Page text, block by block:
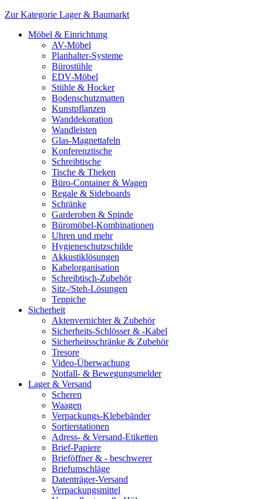
Zur Kategorie Lager & Baumarkt
Möbel & Einrichtung
AV-Möbel
Planhalter-Systeme
Bürostühle
EDV-Möbel
Stühle & Hocker
Bodenschutzmatten
Kunstpflanzen
Wanddekoration
Wandleisten
Glas-Magnettafeln
Konferenztische
Schreibtische
Tische & Theken
Büro-Container & Wagen
Regale & Sideboards
Schränke
Garderoben & Spinde
Büromöbel-Kombinationen
Uhren und mehr
Hygieneschutzschilde
Akkustiklösungen
Kabelorganisation
Schreibtisch-Zubehör
Sitz-/Steh-Lösungen
Teppiche
Sicherheit
Aktenvernichter & Zubehör
Sicherheits-Schlösser & -Kabel
Sicherheitsschränke & Zubehör
Tresore
Video-Überwachung
Notfall- & Bewegungsmelder
Lager & Versand
Scheren
Waagen
Verpackungs-Klebebänder
Sortierstationen
Adress- & Versand-Etiketten
Brief-Papiere
Brieföffner & - beschwerer
Briefumschläge
Datenträger-Versand
Verpackungsmittel